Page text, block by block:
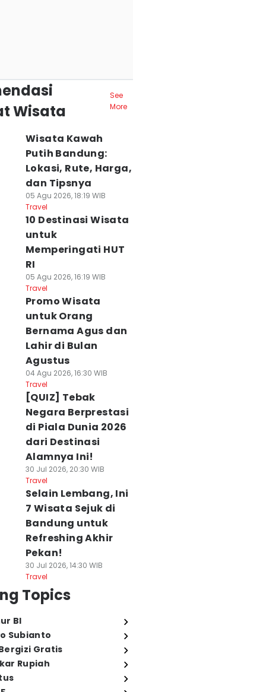
Wisata
See
More
Wisata Kawah
Putih Bandung:
Lokasi, Rute, Harga,
dan Tipsnya
05 Agu 2026, 18:19 WIB
Travel
10 Destinasi Wisata
untuk
Memperingati HUT
RI
05 Agu 2026, 16:19 WIB
Travel
Promo Wisata
untuk Orang
Bernama Agus dan
Lahir di Bulan
Agustus
04 Agu 2026, 16:30 WIB
Travel
[QUIZ] Tebak
Negara Berprestasi
di Piala Dunia 2026
dari Destinasi
Alamnya Ini!
30 Jul 2026, 20:30 WIB
Travel
Selain Lembang, Ini
7 Wisata Sejuk di
Bandung untuk
Refreshing Akhir
Pekan!
30 Jul 2026, 14:30 WIB
Travel
Topics
BI
Subianto
Gratis
Rupiah